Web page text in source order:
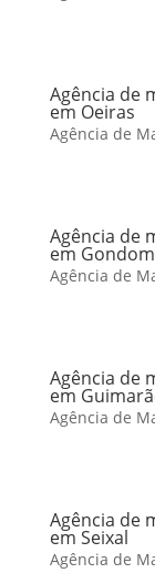
Agência de
em Oeiras
Agência de
Agência de
em
Agência de
Agência de
em
Agência de
Agência de
em Seixal
Agência de